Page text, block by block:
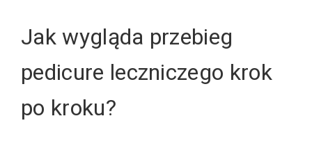
Jak wygląda przebieg
pedicure leczniczego krok
po kroku?